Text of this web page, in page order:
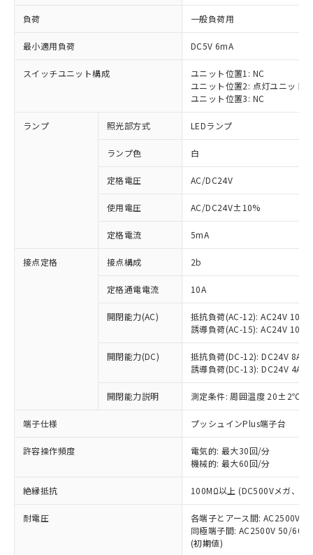
負荷 一般負荷用
最小適用負荷 DC5V 6mA
スイッチユニット構成
ユニット位置1: NC
ユニット位置2: 点灯ユニット
ユニット位置3: NC
ランプ 照光部方式 LEDランプ
ランプ色 白
定格電圧 AC/DC24V
使用電圧 AC/DC24V±10%
定格電流 5mA
接点定格 接点構成 2b
定格通電電流 10A
開閉能力(AC)
抵抗負荷(AC-12): AC24V 10A/
誘導負荷(AC-15): AC24V
開閉能力(DC)
抵抗負荷(DC-12): DC24V 8A/
誘導負荷(DC-13): DC24V 4A/
開閉能力説明 測定条件: 周囲温度 20±2℃、
端子仕様 プッシュインPlus端子台
許容操作頻度
電気的: 最大30回/分
機械的: 最大60回/分
絶縁抵抗 100MΩ以上 (DC500Vメガ、点
耐電圧
各端子とアース間: AC2500V
同極端子間: AC2500V 50/
(初期値)
ご利用条件
以下の条件をお読みいただき、同意のうえ
ご利用ください。
本サービスは、当社制御機器事業取扱
商品の当社在庫状況および標準価格
(税抜)を提供させていただくもので
当社制御機器事業取扱商品の中には、
本サービスの対象外となる商品もある
ことをご了承ください。
在庫状況および標準価格照会結果は、
記載している更新日時点での社内デー
タに基づき作成されるものであり、閲
覧された時点での実際の在庫および標
準価格とは異なる場合があることをご
※1 対応状況
対応済み：EU RoHS指令（10物質）の
非含有に対応した製品が提供可能な商品で
す。
対応予定：EU RoHS指令（10物質）の非含
有に対応した製品に切り替える予定のある
対応予定なし：EU RoHS指令（10物質）の
非含有に非対応の商品で、対応品を出す予
定はありません。
調査・確認中：EU RoHS指令（10物質）の
非含有の対応状況を調査中または確認中の
非該当品：ライセンス料など無形物で、有
害物質有無と関係のない商品です。
仕入先様の事情により、非含有部品として
いたものが、含有品と判明した場合などや
むを得ず変更することがあります。
六価クロム(Cr(Ⅵ)) 1000ppm以下、ポリ臭化ビフェニル
類(PBB) 1000ppm以下、ポリ臭化ジフェニルエーテル類
「○」：最大均質材料含有率が中国RoHSの
基準値以下であることを示します。
「×」：最大均質材料含有率が中国RoHSの
基準値を超えていることを示します。
「－」：未確認です。当社販売部門へお問
*中国RoHS10物質の基準値 (GB/T26572)：
Pb(鉛) :1000ppm、 Hg(水銀) : 1000ppm、 Cd(カドミウ
Cr(Ⅵ)(六価クロム) : 1000ppm、 PBBs(ポリ臭化ビフェ
当社は、これら貴社製品のうち、外国
為替および外国貿易法に定める商品
（以下｢規制貨物等」という）を輸出
または国外への提供する場合は、日本
国政府の輸出許可(または役務取引許
可)を取得するなどの必要な手続きを